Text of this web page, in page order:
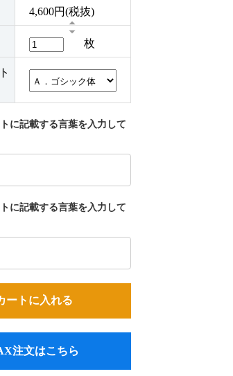
4,600円(税抜)
枚
トに記載する言葉を入力して
トに記載する言葉を入力して
注文はこちら